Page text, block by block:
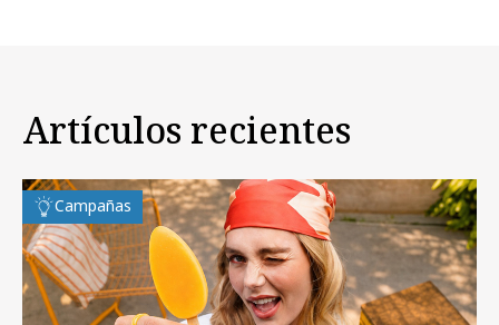
Artículos recientes
Campañas